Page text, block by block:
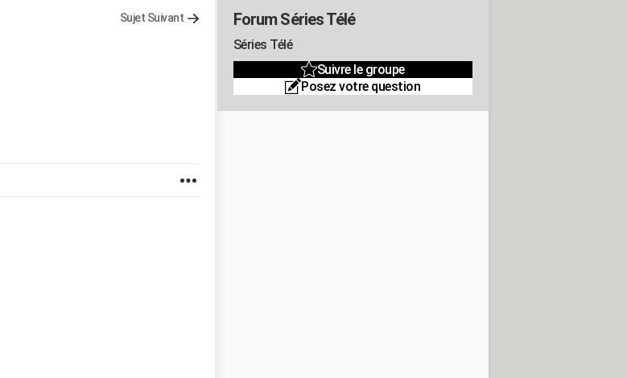
Sujet Suivant Forum Séries Télé
Séries Télé
Suivre le groupe
Posez votre question